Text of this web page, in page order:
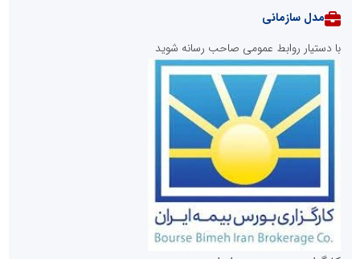
روابط عمومی خبرگزاری گزارش خبر
مدل سازمانی
با دستیار روابط عمومی صاحب رسانه شوید